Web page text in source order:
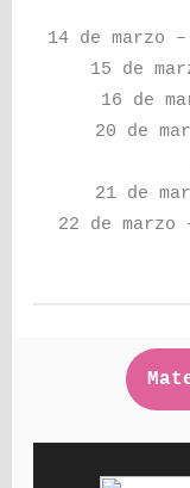
14 de marzo –
15 de
16 de
20 de
21 de
22 de